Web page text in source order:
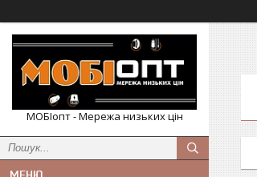
МОБІопт - Мережа низьких цін